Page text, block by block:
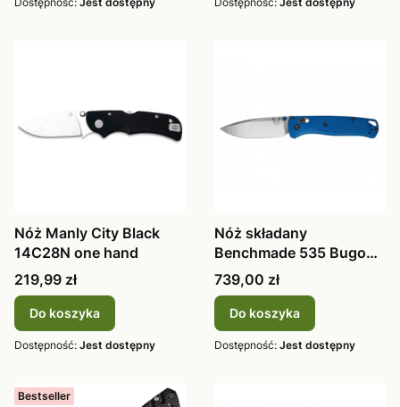
Nóż Manly City Black
14C28N one hand
Cena
219,99 zł
Do koszyka
Dostępność: Jest dostępny
Nóż składany
Benchmade 535 Bugout
58-60 HRC S30V
Cena
739,00 zł
Do koszyka
Dostępność: Jest dostępny
Bestseller